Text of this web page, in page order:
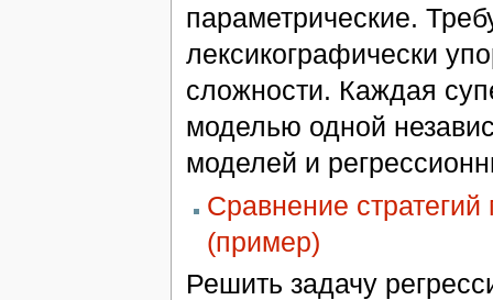
параметрические.
лексикографически
сложности. Каждая
моделью одной
моделей и
Сравнение стратегий
(пример)
Решить задачу